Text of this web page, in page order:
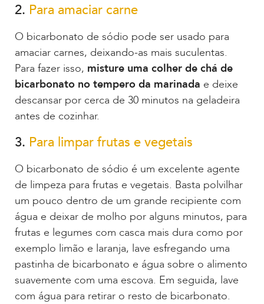
2. Para amaciar carne
O bicarbonato de sódio pode ser usado para
amaciar carnes, deixando-as mais suculentas.
Para fazer isso, misture uma colher de chá de
bicarbonato no tempero da marinada e deixe
descansar por cerca de 30 minutos na geladeira
antes de cozinhar.
3. Para limpar frutas e vegetais
O bicarbonato de sódio é um excelente agente
de limpeza para frutas e vegetais. Basta polvilhar
um pouco dentro de um grande recipiente com
água e deixar de molho por alguns minutos, para
frutas e legumes com casca mais dura como por
exemplo limão e laranja, lave esfregando uma
pastinha de bicarbonato e água sobre o alimento
suavemente com uma escova. Em seguida, lave
com água para retirar o resto de bicarbonato.